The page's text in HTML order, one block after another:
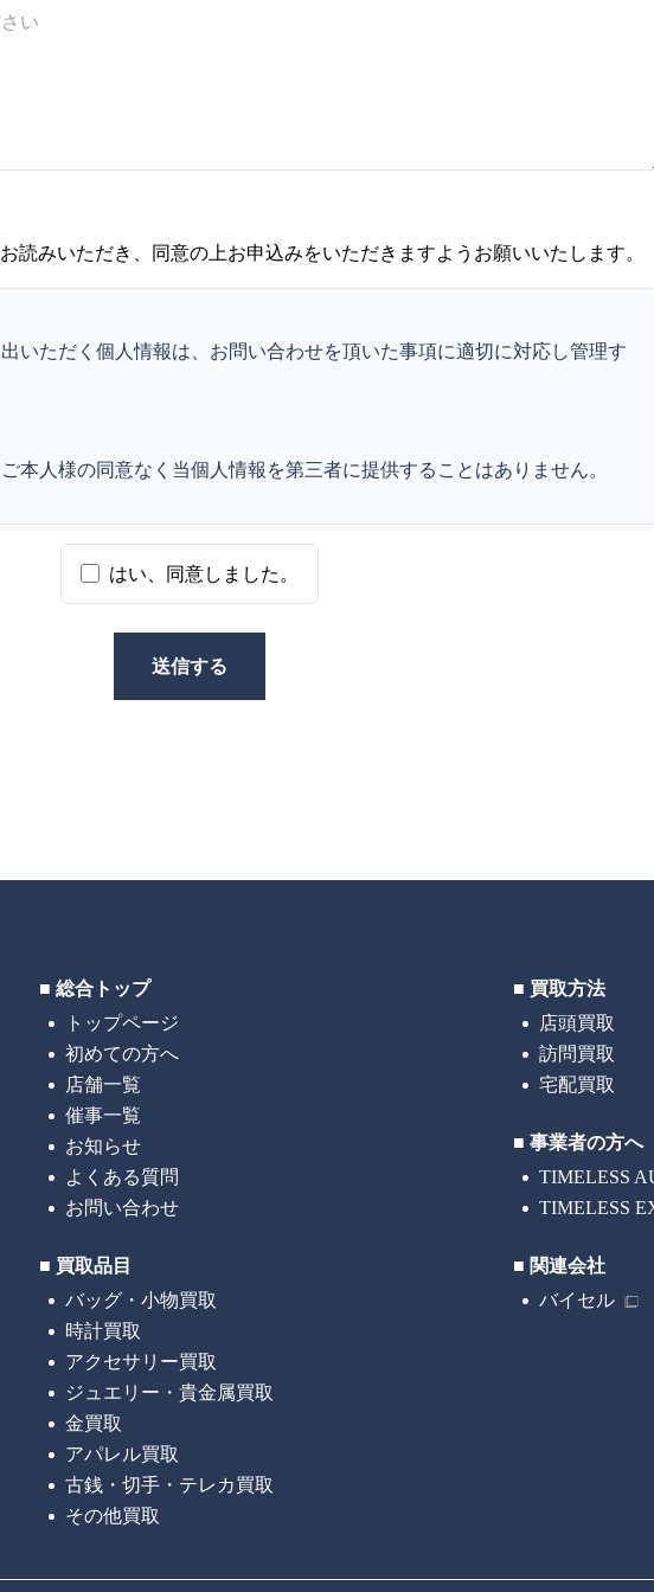
読みいただき、同意の上お申込みをいただきますようお願いいたします。
いただく個人情報は、お問い合わせを頂いた事項に適切に対応し管理す
本人様の同意なく当個人情報を第三者に提供することはありません。
する必要かつ適切な監督を行います。
開示、内容の訂正・追加または削除、利用の停止・消去および第三者へ
ます。）を受け付けております。開示等の求めは、以下の「個人情報苦
＜個人情報保護管理者＞
株式会社タイムレス お客様相談室
TEL：0120-972-798
メール：info-tl@timeless-co.com
はい、同意しました。
送信する
■ 総合トップ
トップページ
初めての方へ
店舗一覧
催事一覧
お知らせ
よくある質問
お問い合わせ
■ 買取品目
バッグ・小物買取
時計買取
アクセサリー買取
ジュエリー・貴金属買取
金買取
アパレル買取
古銭・切手・テレカ買取
その他買取
■ 買取方法
店頭買取
訪問買取
宅配買取
■ 事業者の方へ
TIMELESS
TIMELESS
■ 関連会社
バイセル